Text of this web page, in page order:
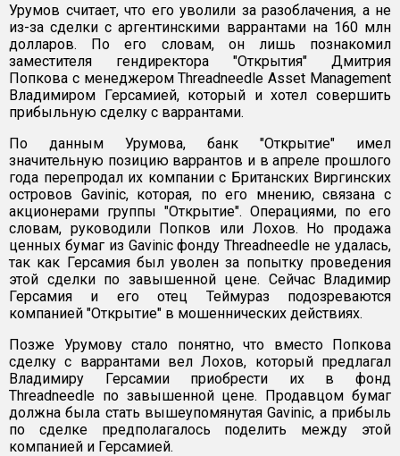
Урумов считает, что его уволили за разоблачения, а не
из-за сделки с аргентинскими варрантами на 160 млн
долларов. По его словам, он лишь познакомил
заместителя гендиректора "Открытия" Дмитрия
Попкова с менеджером Threadneedle Asset Management
Владимиром Герсамией, который и хотел совершить
прибыльную сделку с варрантами.
По данным Урумова, банк "Открытие" имел
значительную позицию варрантов и в апреле прошлого
года перепродал их компании с Британских Виргинских
островов Gavinic, которая, по его мнению, связана с
акционерами группы "Открытие". Операциями, по его
словам, руководили Попков или Лохов. Но продажа
ценных бумаг из Gavinic фонду Threadneedle не удалась,
так как Герсамия был уволен за попытку проведения
этой сделки по завышенной цене. Сейчас Владимир
Герсамия и его отец Теймураз подозреваются
компанией "Открытие" в мошеннических действиях.
Позже Урумову стало понятно, что вместо Попкова
сделку с варрантами вел Лохов, который предлагал
Владимиру Герсамии приобрести их в фонд
Threadneedle по завышенной цене. Продавцом бумаг
должна была стать вышеупомянутая Gavinic, а прибыль
по сделке предполагалось поделить между этой
компанией и Герсамией.